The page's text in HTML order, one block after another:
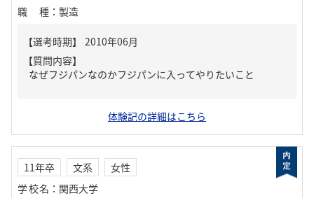
職種 ： 製造
【質問内容】
なぜフジパンなのかフジパンに入ってやりたいこと
体験記の詳細はこちら
11年卒 文系
女性
学校名 ： 関西大学